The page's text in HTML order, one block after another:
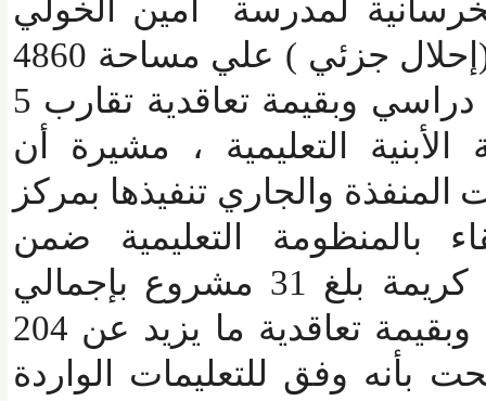
لمدرسة أمين الخولي
الثانوية بمدينة أشمون (إحلال جزئي ) علي مساحة 4860
م2 بإجمالي (13) فصل دراسي وبقيمة تعاقدية تقارب 5
التعليمية ، مشيرة أن
والجاري تنفيذها بمركز
بالمنظومة التعليمية ضمن
المبادرة الرئاسية حياة كريمة بلغ 31 مشروع بإجمالي
عدد 556 فصل دراسي وبقيمة تعاقدية ما يزيد عن 204
وفق للتعليمات الواردة